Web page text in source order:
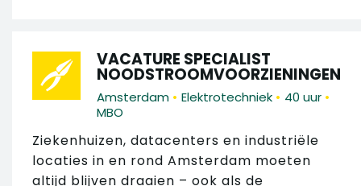
VACATURE SPECIALIST
NOODSTROOMVOORZIENINGEN
Amsterdam • Elektrotechniek • 40 uur •
MBO
Ziekenhuizen, datacenters en industriële
locaties in en rond Amsterdam moeten
altijd blijven draaien – ook als de